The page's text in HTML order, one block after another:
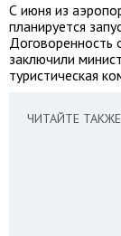
С июня из
планируется
Договоренность
заключили
туристическая
ЧИТАЙТЕ ТАКЖЕ